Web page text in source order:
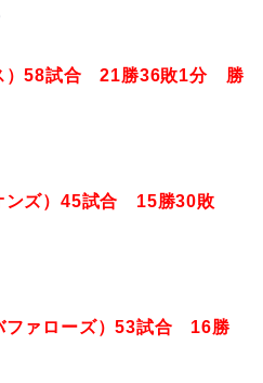
）58試合 21勝36敗1分 勝
ンズ）45試合 15勝30敗
ファローズ）53試合 16勝